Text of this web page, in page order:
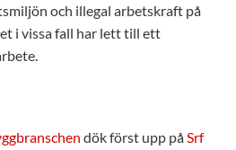
och illegal arbetskraft på
i vissa fall har lett till ett
dök först upp påSrf